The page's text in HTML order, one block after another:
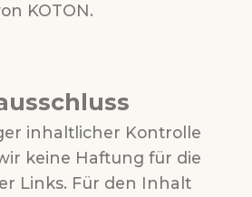
KOTON.
inhaltlicher Kontrolle
keine Haftung für die
Links. Für den Inhalt